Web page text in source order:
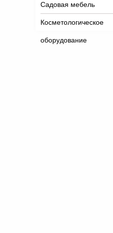
Садовая мебель
Косметологическое
оборудование